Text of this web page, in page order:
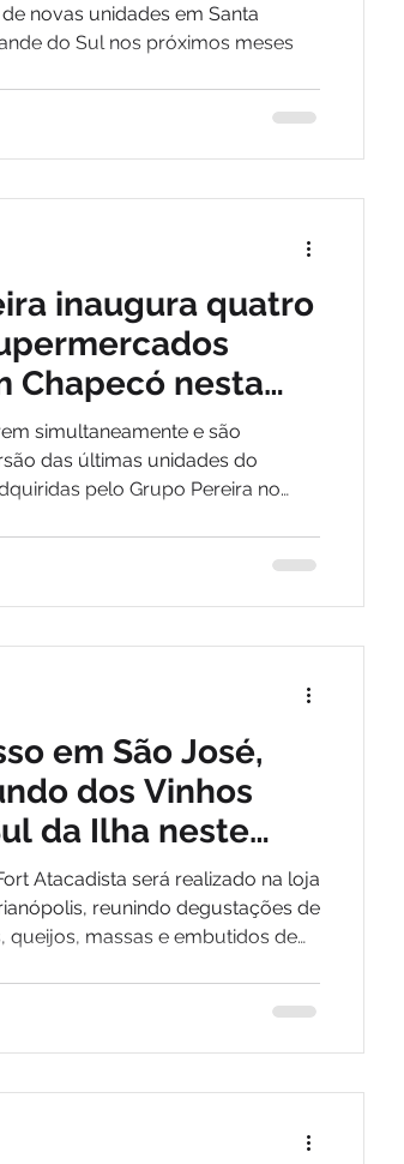
novas unidades em Santa
do Sul nos próximos meses
inaugura quatro
Chapecó nesta
(1)
simultaneamente e são
das últimas unidades do
pelo Grupo Pereira no
em São José,
dos Vinhos
da Ilha neste
Atacadista será realizado na loja
reunindo degustações de
queijos, massas e embutidos de